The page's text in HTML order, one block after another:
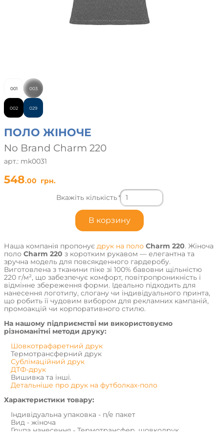
001
002
003
029
ПОЛО ЖІНОЧЕ
No Brand Charm 220
арт.: mk0031
548.00 грн.
Вкажіть кількість*
Наша компанія пропонує друк на поло Charm 220. Жіноча
поло Charm 220 з коротким рукавом — елегантна та
зручна модель для повсякденного гардеробу.
Виготовлена з тканини піке зі 100% бавовни щільністю
220 г/м², що забезпечує комфорт, повітропроникність і
відмінне збереження форми. Ідеально підходить для
нанесення логотипу, слогану чи індивідуального принта,
що робить її чудовим вибором для рекламних кампаній,
промоакцій чи корпоративного стилю.
На нашому підприємстві ми використовуємо
різноманітні методи друку:
Шовкотрафаретний друк
Термотрансферний друк
Сублімаційний друк
ДТФ-друк
Вишивка та інші.
Детальніше про друк на футболках-поло
Характеристики товару:
Індивідуальна упаковка - п/е пакет
Вид - жіноча
Група нанесення - Термотрансфер, шовкодрук,
В корзину